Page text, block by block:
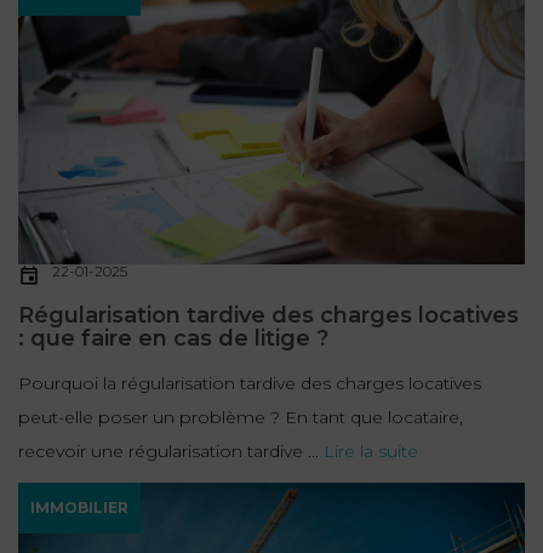
L’IMMIGRATION
DROIT
DE
L’URBANISME
22-01-2025
Régularisation tardive des charges locatives
: que faire en cas de litige ?
Pourquoi la régularisation tardive des charges locatives
peut-elle poser un problème ? En tant que locataire,
recevoir une régularisation tardive ... Lire la suite
IMMOBILIER